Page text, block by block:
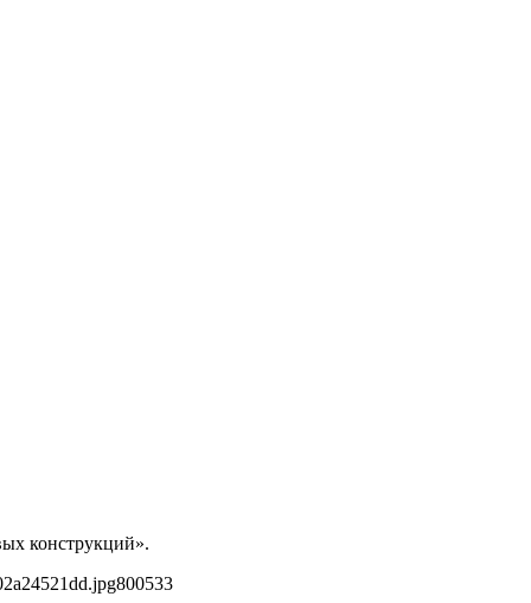
конструкций».
800533